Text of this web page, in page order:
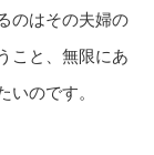
のはその夫婦の
こと、無限にあ
いのです。